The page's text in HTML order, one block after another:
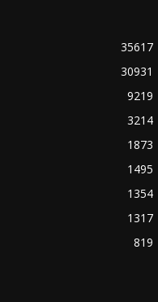
35617
30931
9219
3214
1873
1495
1354
1317
819